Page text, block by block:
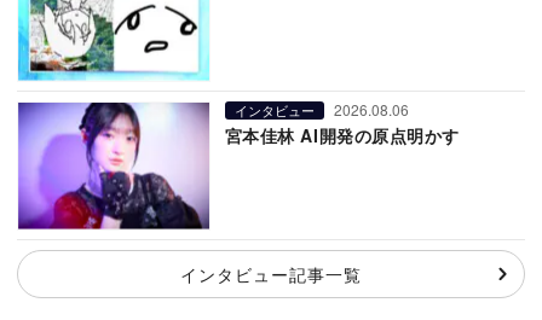
インタビュー 2026.08.06
宮本佳林 AI開発の原点明かす
インタビュー記事一覧